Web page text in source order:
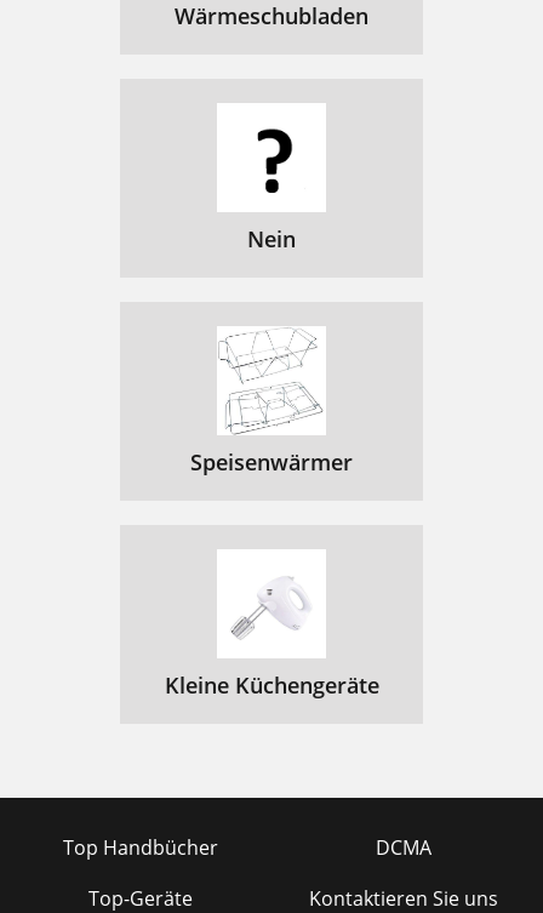
Wärmeschubladen
Nein
Speisenwärmer
Kleine Küchengeräte
Top Handbücher
Top-Geräte
DCMA
Kontaktieren Sie uns